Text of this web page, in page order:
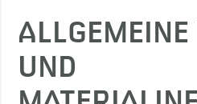
ALLGEMEINE
UND